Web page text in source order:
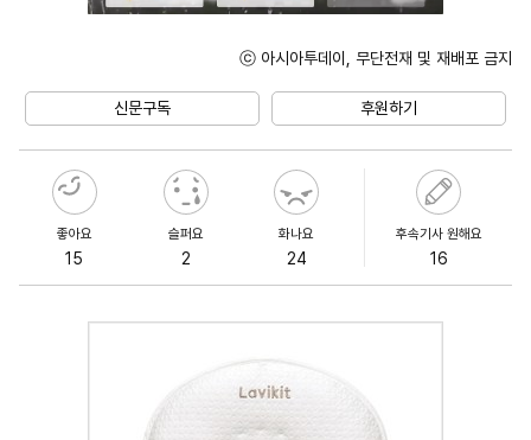
ⓒ 아시아투데이, 무단전재 및 재배포 금지
신문구독 후원하기
좋아요
15
슬퍼요
2
화나요
24
후속기사 원해요
16